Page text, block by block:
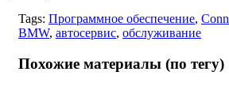
Tags: Программное обеспечение,
BMW, автосервис, обслуживание
Похожие материалы (по тегу)